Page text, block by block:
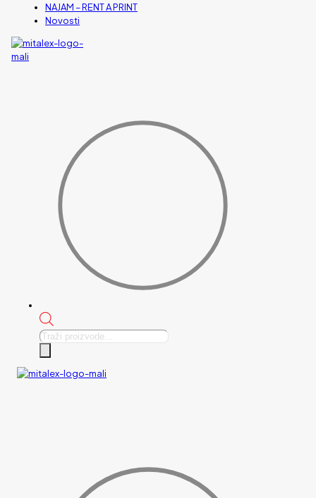
NAJAM – RENT A PRINT
Novosti
Products